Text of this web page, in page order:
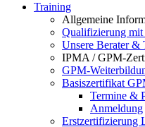
Training
Allgemeine
Qualifizierung mit
Unsere Berater &
IPMA / GPM-
GPM-
Basiszertifikat
Termine &
Anmeldung
Erstzertifizierung